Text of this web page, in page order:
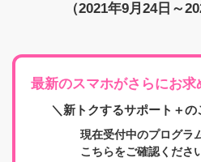
（2021年9月24日～
最新のスマホがさらにお求
＼新トクするサポート＋の
現在受付中のプログラ
こちらをご確認ください